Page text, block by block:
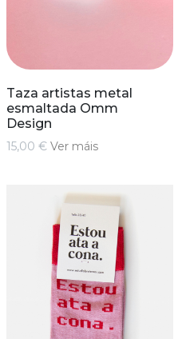
Taza artistas metal
esmaltada Omm
Design
15,00 € Ver máis